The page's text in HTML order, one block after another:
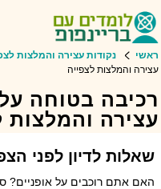
ראשי נקודות עצירה והמלצות
עצירה והמלצות לצפייה
רכיבה בטוחה
עצירה והמלצות
שאלות לדיון לפני
האם אתם רוכבים על אופניים?